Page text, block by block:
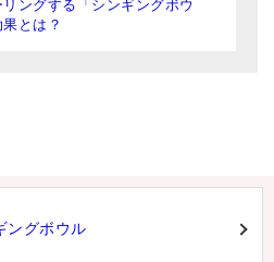
ングする「シンギングボウ
とは？
ングボウル